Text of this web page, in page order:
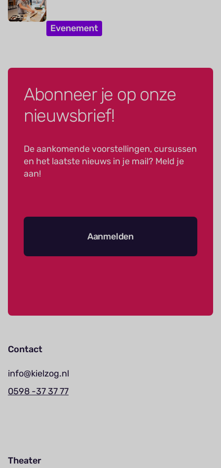
Evenement
Abonneer je op onze
nieuwsbrief!
De aankomende voorstellingen, cursussen
en het laatste nieuws in je mail? Meld je
aan!
Aanmelden
Contact
info@kielzog.nl
0598 -37 37 77
Theater